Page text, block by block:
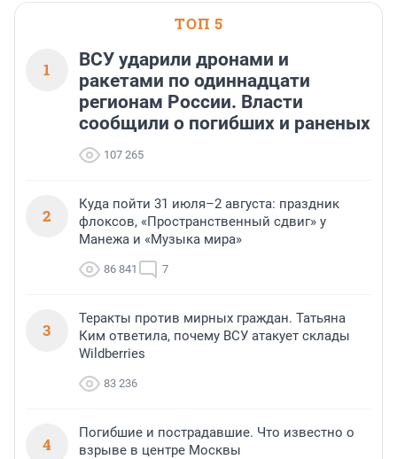
ТОП 5
1
ВСУ ударили дронами и
ракетами по одиннадцати
регионам России. Власти
сообщили о погибших и раненых
107 265
2
Куда пойти 31 июля–2 августа: праздник
флоксов, «Пространственный сдвиг» у
Манежа и «Музыка мира»
86 841 7
3
Теракты против мирных граждан. Татьяна
Ким ответила, почему ВСУ атакует склады
Wildberries
83 236
4
Погибшие и пострадавшие. Что известно о
взрыве в центре Москвы